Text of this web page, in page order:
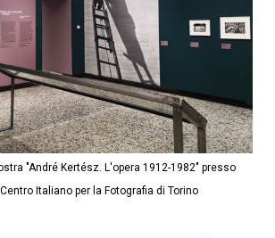
"André Kertész. L'opera 1912-1982" presso
Italiano per la Fotografia di Torino